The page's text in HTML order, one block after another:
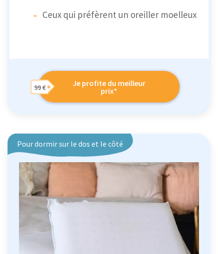
Ceux qui préfèrent un oreiller moelleux
Je profite du meilleur
prix*
99 €
Pour dormir sur le dos et le côté